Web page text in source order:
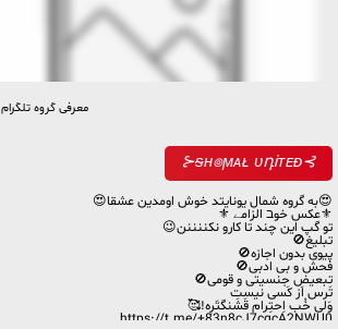
2 103 members, 118 online
معرفی گروه تلگرام
⊱ᵴʜ๏ϻᴀᴌ ᴜդᎥᴛᴇᴆ⊰
😍به گروه شمال یونایتد خوش اومدین عشقا😍
⚜️عکس خوב الزامے ⚜️
تو گپ این چند تا کارو نکننننن😉
تبلیغ🚫
پیوی بدون اجازه🚫
فحش و بی ادبی🚫
تبعیض جنسیتی و قومی🚫
تَرس اَز کَسی نیست
وَلی خُب اِحتِرام قَشَنگتَرِه!🥰
https://t.me/+83n8cJ7cgcA2NWU0